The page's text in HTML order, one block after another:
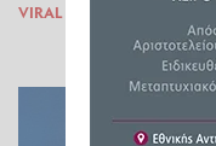
VIRAL